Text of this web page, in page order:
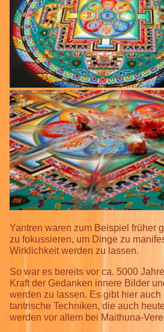
Yantren waren zum Beispiel früher
zu fokussieren, um Dinge zu
Wirklichkeit werden zu lassen.
So war es bereits vor ca. 5000
Kraft der Gedanken innere Bilder
werden zu lassen. Es gibt hier auch
tantrische Techniken, die auch
werden vor allem bei Maithuna-